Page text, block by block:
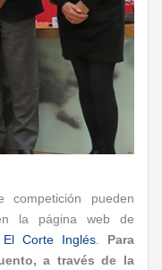
pueden
la página web de
El Corte Inglés. Para
a través de la